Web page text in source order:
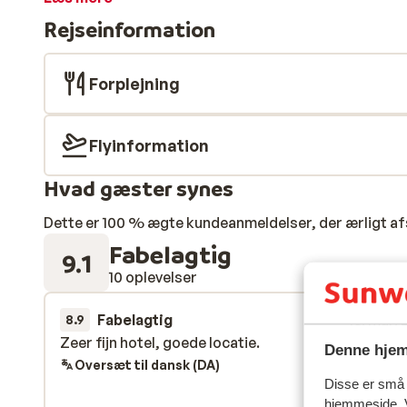
Denne
Disse er
bowlingbanen, så er det muligt på Hotel Nordic. Dit
morgenmads- og aftensmadsbuffet, så du skal
veldækkede bord.
Rejseinformation
Forplejning
Flyinformation
Hvad gæster synes
Dette er 100 % ægte kundeanmeldelser, der ærligt
9.1 Fabelagtig
10 oplevelser
8.9 Fabelagtig
15. mar.
Zeer fijn hotel, goede locatie.
Zeer fijn hotel, goede locatie.
Oversæt til dansk (DA)